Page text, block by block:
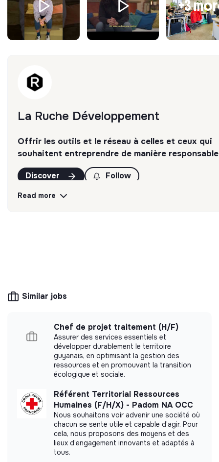
Un entretien RH
d’environ 20 minutes (juin)
🌍 La Ruche est une entreprise handi-accueillante.
NB : Cette offre est exclusivement pour un stage. Nous
n’étudierons pas les candidatures en alternance/
+3
La Ruche Développement
Offrir les outils et le réseau à celles et ceux qui
souhaitent entreprendre de manière
Discover Follow
Website
Company
Between 50 and 250
employees
Services
Impact study
Carried out an internal impact measurement.
Read more
Similar jobs
Chef de projet traitement (H/F)
Assurer des services essentiels et
développer durablement le territoire
guyanais, en optimisant la gestion des
ressources et en promouvant la transition
écologique et sociale.
Référent Territorial Ressources
Humaines (F/H/X) - Padom NA OCC
Nous souhaitons voir advenir une société où
chacun se sente utile et capable d’agir. Pour
cela, nous proposons des moyens et des
lieux d’engagement innovants et adaptés à
tous.